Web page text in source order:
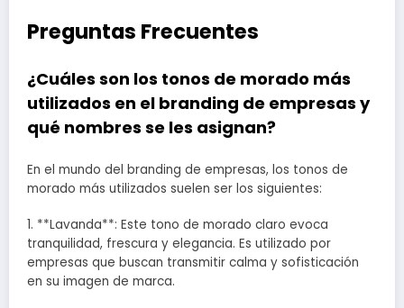
Preguntas Frecuentes
¿Cuáles son los tonos de morado más
utilizados en el branding de empresas y
qué nombres se les asignan?
En el mundo del branding de empresas, los tonos de
morado más utilizados suelen ser los siguientes:
1. **Lavanda**: Este tono de morado claro evoca
tranquilidad, frescura y elegancia. Es utilizado por
empresas que buscan transmitir calma y sofisticación
en su imagen de marca.